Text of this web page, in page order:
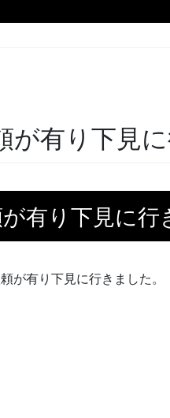
有り下見に
有り下見に行
が有り下見に行きました。